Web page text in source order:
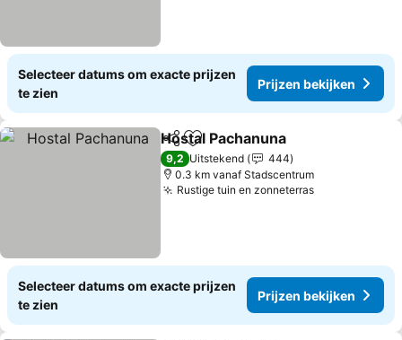
Selecteer datums om exacte prijzen
te zien
Prijzen bekijken
DelenToevoegen aan favorieten
Hostal Pachanuna
9,2 Uitstekend
444
0.3 km vanaf Stadscentrum
Rustige tuin en zonneterrasPrijzen
Selecteer datums om exacte prijzen
te zien
Prijzen bekijken